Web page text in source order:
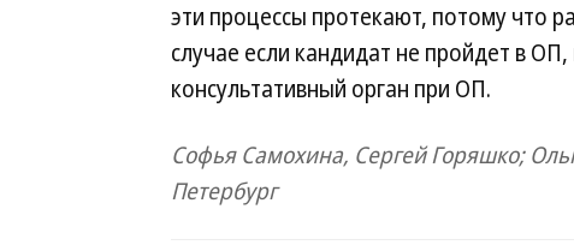
эти процессы протекают, потому что
случае если кандидат не пройдет в
консультативный орган при ОП.
Софья Самохина, Сергей Горяшко;
Петербург